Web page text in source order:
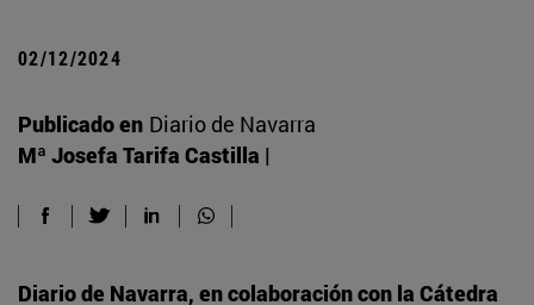
02/12/2024
Publicado en Diario de Navarra
Mª Josefa Tarifa Castilla |
Diario de Navarra, en colaboración con la Cátedra